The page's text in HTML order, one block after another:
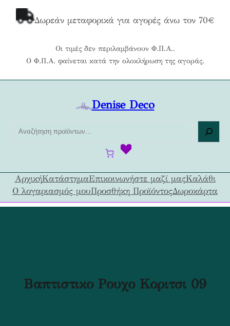
Δωρεάν μεταφορικά για αγορές άνω τον 70€
Οι τιμές δεν περιλαμβάνουν Φ.Π.Α..
Ο Φ.Π.Α. φαίνεται κατά την ολοκλήρωση της αγοράς.
Denise Deco
ή
τ
η
ΑρχικήΚατάστημαΕπικοινωνήστε μαζί μαςΚαλάθι
Ο λογαριασμός μουΠροσθήκη ΠροϊόντοςΔωροκάρτα
Βαπτιστικο Ρουχο Κοριτσι 09